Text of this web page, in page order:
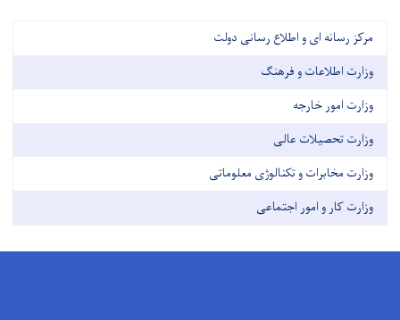
مرکز رسانه ای و اطلاع رسانی دولت
وزارت اطلاعات و فرهنگ
وزارت امور خارجه
وزارت تحصیلات عالی
وزارت مخابرات و تکنالوژی معلوماتی
وزارت کار و امور اجتماعی